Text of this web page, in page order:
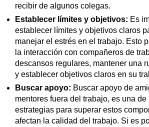
recibir de algunos colegas.
Establecer límites y objetivos: Es
establecer límites y objetivos claros
manejar el estrés en el trabajo. Esto
la interacción con compañeros de
descansos regulares, mantener una
y establecer objetivos claros en su
Buscar apoyo: Buscar apoyo de
mentores fuera del trabajo, es una
estrategias para superar estos
afectan la calidad del trabajo. Si es